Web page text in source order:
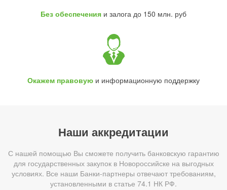
Без обеспечения и залога до 150 млн. руб
Окажем правовую и информационную поддержку
Наши аккредитации
С нашей помощью Вы сможете получить банковскую гарантию
для государственных закупок в Новороссийске на выгодных
условиях. Все наши Банки-партнеры отвечают требованиям,
установленными в статье 74.1 НК РФ.